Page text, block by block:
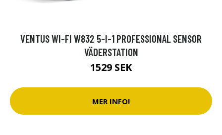
VENTUS WI-FI W832 5-I-1 PROFESSIONAL SENSOR
VÄDERSTATION
1529 SEK
MER INFO!